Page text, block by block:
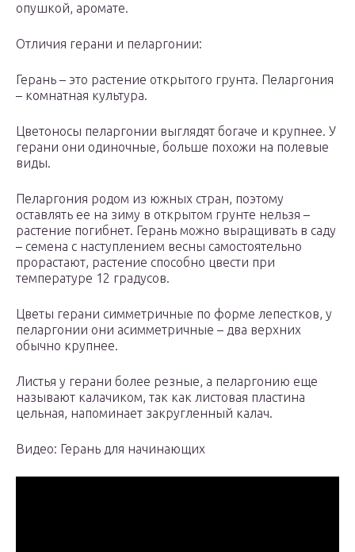
опушкой, аромате.
Отличия герани и пеларгонии:
Герань – это растение открытого грунта. Пеларгония
– комнатная культура.
Цветоносы пеларгонии выглядят богаче и крупнее. У
герани они одиночные, больше похожи на полевые
виды.
Пеларгония родом из южных стран, поэтому
оставлять ее на зиму в открытом грунте нельзя –
растение погибнет. Герань можно выращивать в саду
– семена с наступлением весны самостоятельно
прорастают, растение способно цвести при
температуре 12 градусов.
Цветы герани симметричные по форме лепестков, у
пеларгонии они асимметричные – два верхних
обычно крупнее.
Листья у герани более резные, а пеларгонию еще
называют калачиком, так как листовая пластина
цельная, напоминает закругленный калач.
Видео: Герань для начинающих